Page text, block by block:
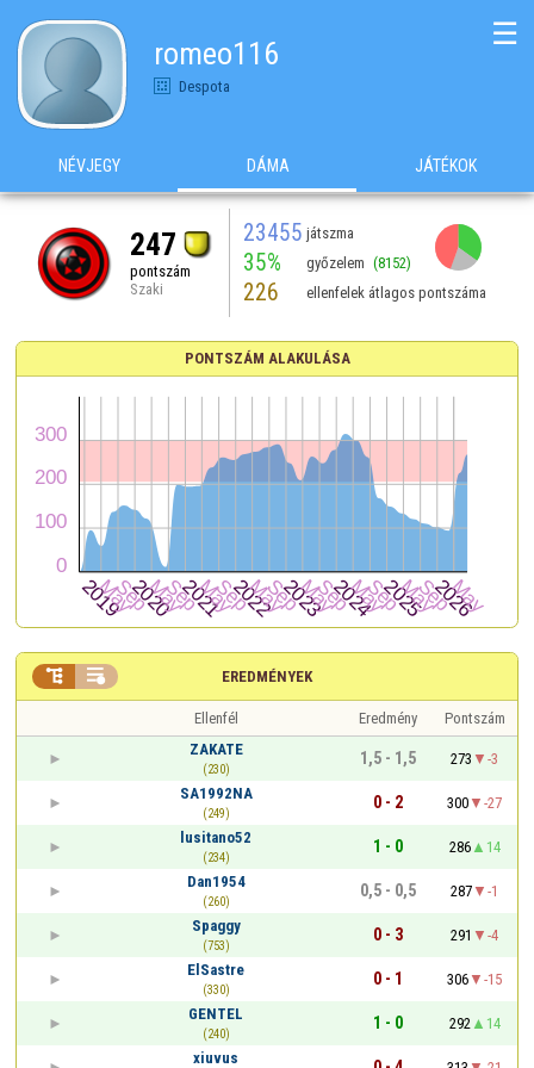
romeo116
Despota
☰
NÉVJEGY DÁMA JÁTÉKOK
247
pontszám
Szaki
23455 játszma
35% győzelem (8152)
226 ellenfelek átlagos pontszáma
PONTSZÁM ALAKULÁSA
EREDMÉNYEK
 
Ellenfél Eredmény
Pontszám
ZAKATE
(230)
1,5 - 1,5 273
-3
SA1992NA
(249)
0 - 2 300
-27
lusitano52
(234)
1 - 0 286
14
Dan1954
(260)
0,5 - 0,5 287
-1
Spaggy
(753)
0 - 3 291
-4
ElSastre
(330)
0 - 1 306
-15
GENTEL
(240)
1 - 0 292
14
xiuvus